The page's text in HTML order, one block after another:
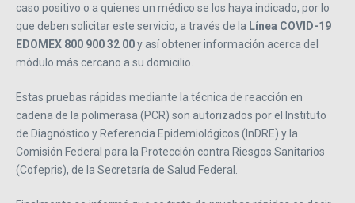
caso positivo o a quienes un médico se los haya indicado, por lo
que deben solicitar este servicio, a través de la Línea COVID-19
EDOMEX 800 900 32 00y así obtener información acerca del
módulo más cercano a su domicilio.
Estas pruebas rápidas mediante la técnica de reacción en
cadena de la polimerasa (PCR) son autorizados por el Instituto
de Diagnóstico y Referencia Epidemiológicos (InDRE) y la
Comisión Federal para la Protección contra Riesgos Sanitarios
(Cofepris), de la Secretaría de Salud Federal.